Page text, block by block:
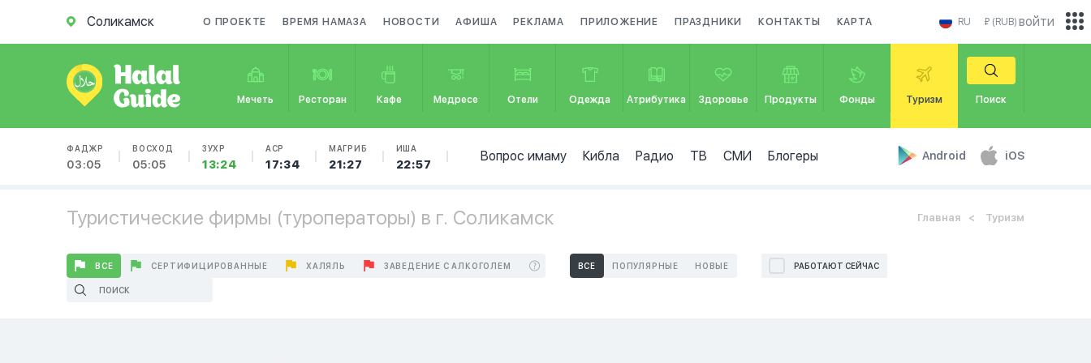
Соликамск О ПРОЕКТЕ ВРЕМЯ НАМАЗА НОВОСТИ АФИША РЕКЛАМА ПРИЛОЖЕНИЕ ПРАЗДНИКИ КОНТАКТЫ КАРТА RU ₽ (RUB)
Мечеть Ресторан Кафе Медресе Отели Одежда Атрибутика Здоровье Продукты Фонды Туризм Поиск
ФАДЖР
03:05
ВОСХОД
05:05
ЗУХР
13:24
АСР
17:34
МАГРИБ
21:27
ИША
22:57
Вопрос имаму Кибла Радио ТВ СМИ Блогеры Android iOS
войти
Туристические фирмы (туроператоры) в г. Соликамск Главная Туризм
ВСЕ СЕРТИФИЦИРОВАННЫЕ ХАЛЯЛЬ ЗАВЕДЕНИЕ С АЛКОГОЛЕМ ВСЕ ПОПУЛЯРНЫЕ НОВЫЕ РАБОТАЮТ СЕЙЧАС